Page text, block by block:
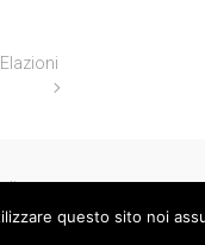
questo sito noi